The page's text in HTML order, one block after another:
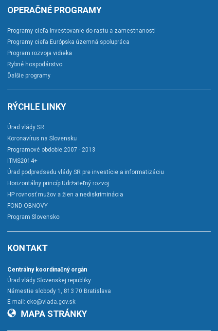
OPERAČNÉ PROGRAMY
Programy cieľa Investovanie do rastu a zamestnanosti
Programy cieľa Európska územná spolupráca
Program rozvoja vidieka
Rybné hospodárstvo
Ďalšie programy
RÝCHLE LINKY
Úrad vlády SR
Koronavírus na Slovensku
Programové obdobie 2007 - 2013
ITMS2014+
Úrad podpredsedu vlády SR pre investície a informatizáciu
Horizontálny princíp Udržateľný rozvoj
HP rovnosť mužov a žien a nediskriminácia
FOND OBNOVY
Program Slovensko
KONTAKT
Centrálny koordinačný orgán
Úrad vlády Slovenskej republiky
Námestie slobody 1, 813 70 Bratislava
E-mail: cko@vlada.gov.sk
MAPA STRÁNKY